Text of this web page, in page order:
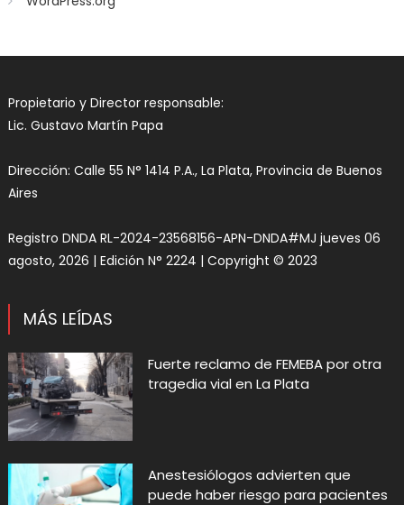
Propietario y Director responsable:
Lic. Gustavo Martín Papa
Dirección: Calle 55 N° 1414 P.A., La Plata, Provincia de Buenos
Aires
Registro DNDA RL-2024-23568156-APN-DNDA#MJ jueves 06
agosto, 2026 | Edición N° 2224 | Copyright © 2023
MÁS LEÍDAS
Fuerte reclamo de FEMEBA por otra
tragedia vial en La Plata
Anestesiólogos advierten que
puede haber riesgo para pacientes